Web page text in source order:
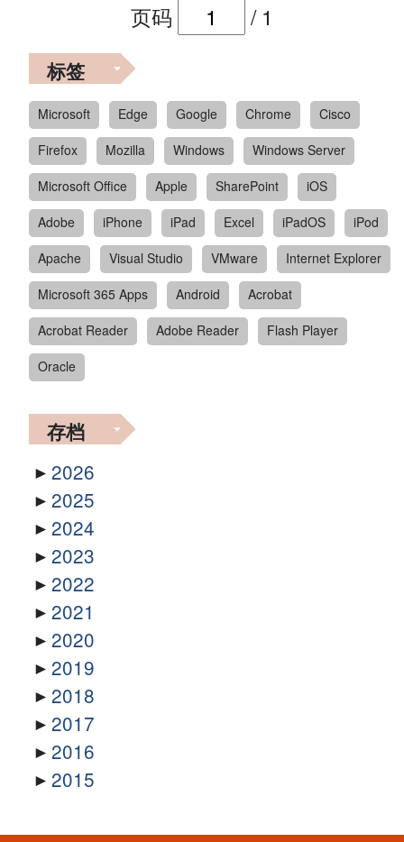
页码 / 1
标签
Microsoft Edge Google Chrome
Cisco
Firefox
Mozilla Windows
Windows Server
Microsoft Office
Apple SharePoint
iOS
Adobe
iPhone iPad Excel iPadOS
iPod
Apache
Visual Studio VMware
Internet Explorer
Microsoft 365 Apps
Android
Acrobat
Acrobat Reader
Adobe Reader
Flash Player
Oracle
存档
2026
2025
2024
2023
2022
2021
2020
2019
2018
2017
2016
2015